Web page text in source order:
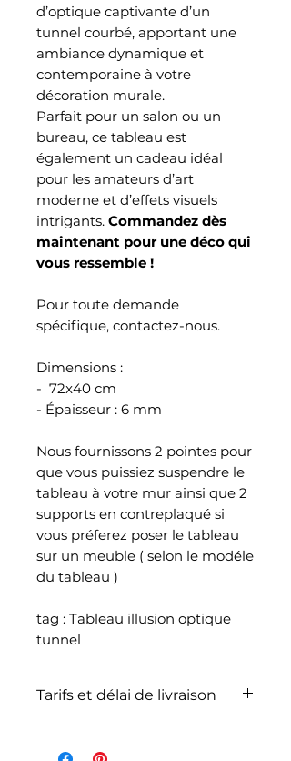
d’optique captivante d’un
tunnel courbé, apportant une
ambiance dynamique et
contemporaine à votre
décoration murale.
Parfait pour un salon ou un
bureau, ce tableau est
également un cadeau idéal
pour les amateurs d’art
moderne et d’effets visuels
intrigants. Commandez dès
maintenant pour une déco qui
vous ressemble !
Pour toute demande
spécifique, contactez-nous.
Dimensions :
- 72x40 cm
- Épaisseur : 6 mm
Nous fournissons 2 pointes pour
que vous puissiez suspendre le
tableau à votre mur ainsi que 2
supports en contreplaqué si
vous préferez poser le tableau
sur un meuble ( selon le modéle
du tableau )
tag : Tableau illusion optique
tunnel
Tarifs et délai de livraison
comprise dans le prix de